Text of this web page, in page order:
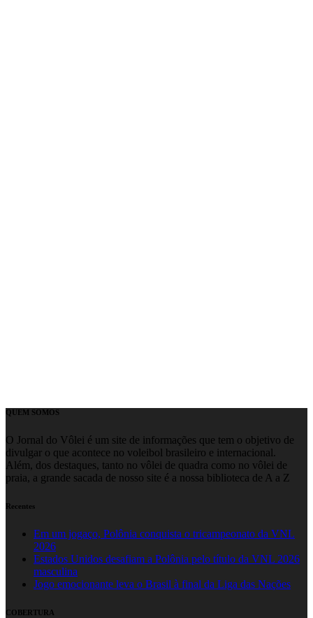
QUEM SOMOS
O Jornal do Vôlei é um site de informações que tem o objetivo de
divulgar o que acontece no voleibol brasileiro e internacional.
Além, dos destaques, tanto no vôlei de quadra como no vôlei de
praia, a grande sacada de nosso site é a nossa biblioteca de A a Z
Recentes
Em um jogaço, Polônia conquista o tricampeonato da VNL
2026
Estados Unidos desafiam a Polônia pelo título da VNL 2026
masculina
Jogo emocionante leva o Brasil à final da Liga das Nações
COBERTURA